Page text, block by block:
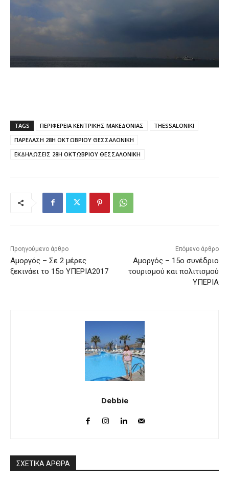
TAGS ΠΕΡΙΦΕΡΕΙΑ ΚΕΝΤΡΙΚΗΣ ΜΑΚΕΔΟΝΙΑΣ
THESSALONIKI
ΠΑΡΕΛΑΣΗ 28Η ΟΚΤΩΒΡΙΟΥ ΘΕΣΣΑΛΟΝΙΚΗ
ΕΚΔΗΛΩΣΕΙΣ 28Η ΟΚΤΩΒΡΙΟΥ ΘΕΣΣΑΛΟΝΙΚΗ
Προηγούμενο άρθρο
Αμοργός – Σε 2 μέρες
ξεκινάει το 15ο ΥΠΕΡΙΑ2017
Επόμενο άρθρο
Αμοργός – 15ο συνέδριο
τουρισμού και πολιτισμού
ΥΠΕΡΙΑ
Debbie
ΣΧΕΤΙΚΑ ΑΡΘΡΑ